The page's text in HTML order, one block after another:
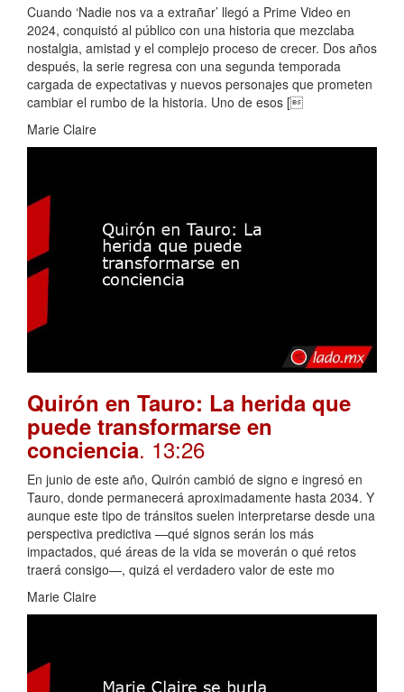
Cuando ‘Nadie nos va a extrañar’ llegó a Prime Video en
2024, conquistó al público con una historia que mezclaba
nostalgia, amistad y el complejo proceso de crecer. Dos años
después, la serie regresa con una segunda temporada
cargada de expectativas y nuevos personajes que prometen
cambiar el rumbo de la historia. Uno de esos [
Marie Claire
Quirón en Tauro: La herida que
puede transformarse en
conciencia. 13:26
En junio de este año, Quirón cambió de signo e ingresó en
Tauro, donde permanecerá aproximadamente hasta 2034. Y
aunque este tipo de tránsitos suelen interpretarse desde una
perspectiva predictiva —qué signos serán los más
impactados, qué áreas de la vida se moverán o qué retos
traerá consigo—, quizá el verdadero valor de este mo
Marie Claire